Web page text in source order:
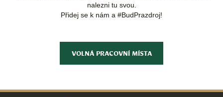
nalezni tu svou.
Přidej se k nám a #BudPrazdroj!
VOLNÁ PRACOVNÍ MÍSTA